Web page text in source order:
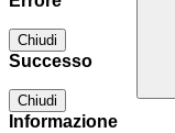
Chiudi
Successo
Chiudi
Informazione